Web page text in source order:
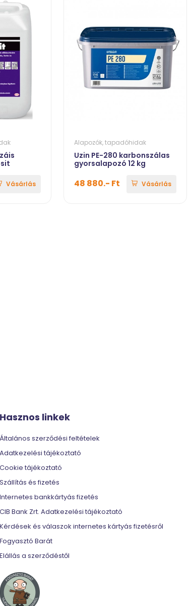
Vásárlás
Alapozók, tapadóhidak
Uzin PE-280 karbonszálas
gyorsalapozó 12 kg
48 880.- Ft Vásárlás
Hasznos linkek
Általános szerződési feltételek
Adatkezelési tájékoztató
Cookie tájékoztató
Szállítás és fizetés
Internetes bankkártyás fizetés
CIB Bank Zrt. Adatkezelési tájékoztató
Kérdések és válaszok internetes kártyás fizetésről
Fogyasztó Barát
Elállás a szerződéstől